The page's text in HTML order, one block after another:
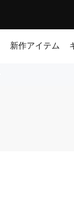
新作アイテム